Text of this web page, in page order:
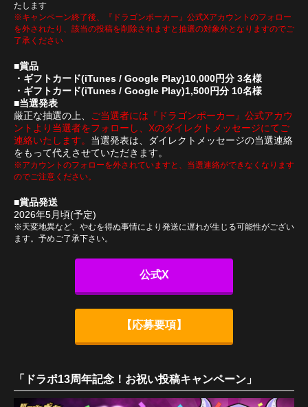
たします
※キャンペーン終了後、『ドラゴンポーカー』公式Xアカウントのフォロー
を外されたり、該当の投稿を削除されますと抽選の対象外となりますのでご
了承ください
■賞品
・ギフトカード(iTunes / Google Play)10,000円分 3名様
・ギフトカード(iTunes / Google Play)1,500円分 10名様
■当選発表
厳正な抽選の上、 ご当選者には『ドラゴンポーカー』公式アカウ
ントより当選者をフォローし、Xのダイレクトメッセージにてご
連絡いたします。 当選発表は、ダイレクトメッセージの当選連絡
をもって代えさせていただきます。
※アカウントのフォローを外されていますと、当選連絡ができなくなります
のでご注意ください。
■賞品発送
2026年5月頃(予定)
※天変地異など、やむを得ぬ事情により発送に遅れが生じる可能性がござい
ます。予めご了承下さい。
公式X
【応募要項】
「ドラポ13周年記念！お祝い投稿キャンペーン」